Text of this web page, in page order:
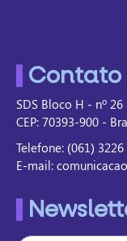
Contato
SDS Bloco H - nº
CEP: 70393-900 -
Telefone: (061)
E-mail: